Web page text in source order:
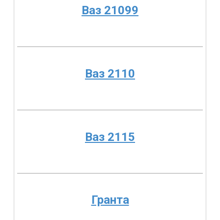
Ваз 21099
Ваз 2110
Ваз 2115
Гранта